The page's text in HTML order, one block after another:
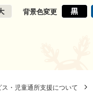
背景色変更
ス・児童通所支援について